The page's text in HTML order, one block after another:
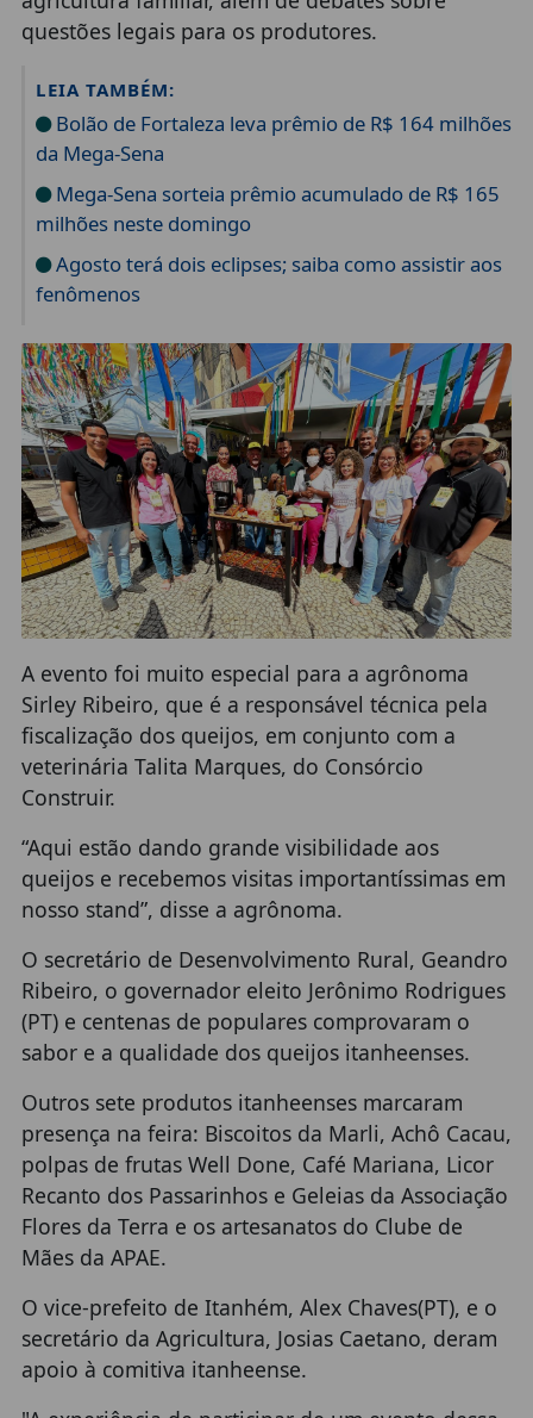
questões legais para os produtores.
LEIA TAMBÉM:
Bolão de Fortaleza leva prêmio de R$ 164 milhões
da Mega-Sena
Mega-Sena sorteia prêmio acumulado de R$ 165
milhões neste domingo
Agosto terá dois eclipses; saiba como assistir aos
fenômenos
A evento foi muito especial para a agrônoma
Sirley Ribeiro, que é a responsável técnica pela
fiscalização dos queijos, em conjunto com a
veterinária Talita Marques, do Consórcio
Construir.
“Aqui estão dando grande visibilidade aos
queijos e recebemos visitas importantíssimas em
nosso stand”, disse a agrônoma.
O secretário de Desenvolvimento Rural, Geandro
Ribeiro, o governador eleito Jerônimo Rodrigues
(PT) e centenas de populares comprovaram o
sabor e a qualidade dos queijos itanheenses.
Outros sete produtos itanheenses marcaram
presença na feira: Biscoitos da Marli, Achô Cacau,
polpas de frutas Well Done, Café Mariana, Licor
Recanto dos Passarinhos e Geleias da Associação
Flores da Terra e os artesanatos do Clube de
Mães da APAE.
O vice-prefeito de Itanhém, Alex Chaves(PT), e o
secretário da Agricultura, Josias Caetano, deram
apoio à comitiva itanheense.